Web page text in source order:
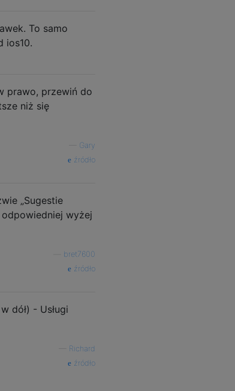
To samo
ios10.
prawo, przewiń do
niż się
Gary
źródło
„Sugestie
wyżej
bret7600
źródło
dół) - Usługi
Richard
źródło